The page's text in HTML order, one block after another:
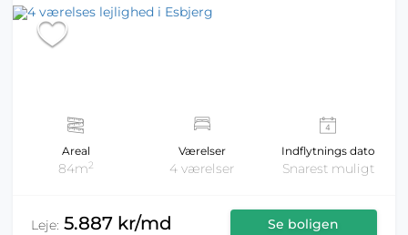
Areal
84m2
Værelser
4 værelser
Indflytnings dato
Snarest muligt
Leje: 5.887 kr/md Se boligen